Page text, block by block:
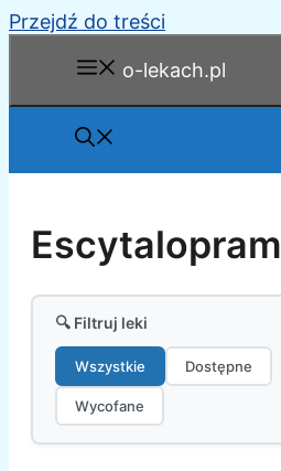
Przejdź do treści
o-lekach.pl
Escytalopram
🔍 Filtruj leki
Wszystkie Dostępne
Wycofane